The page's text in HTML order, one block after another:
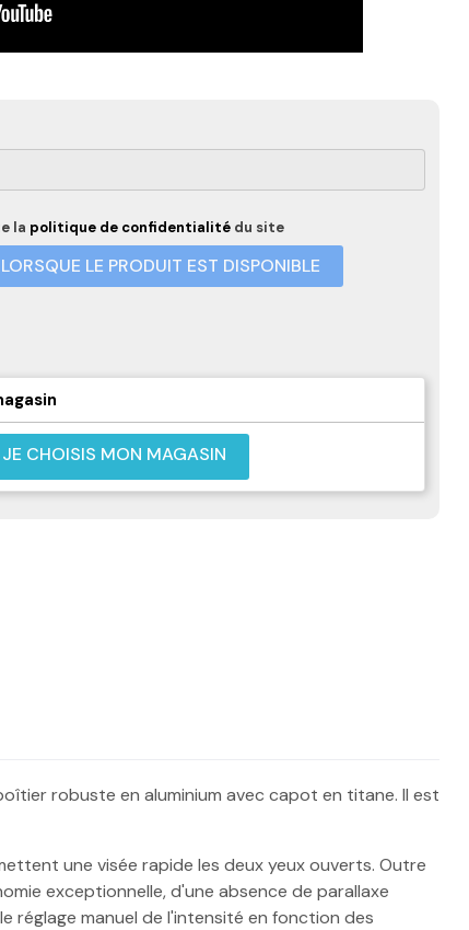
la politique de confidentialité du site
LE PRODUIT EST DISPONIBLE
JE CHOISIS MON MAGASIN
robuste en aluminium avec capot en titane. Il est
une visée rapide les deux yeux ouverts. Outre
exceptionnelle, d'une absence de parallaxe
réglage manuel de l'intensité en fonction des